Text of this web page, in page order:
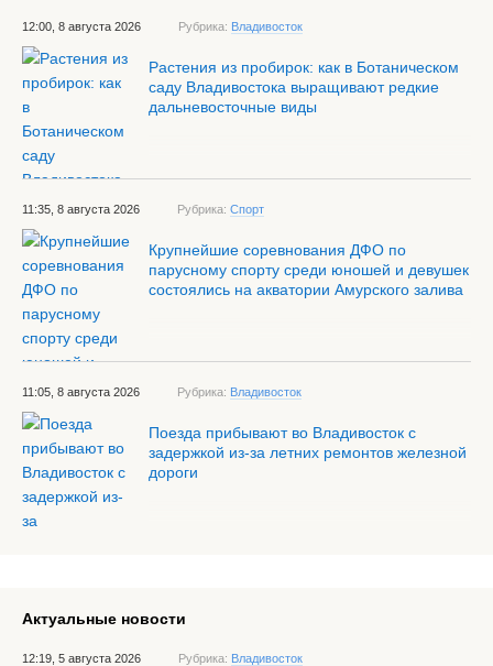
12:00, 8 августа 2026 Рубрика: Владивосток
Растения из пробирок: как в Ботаническом
саду Владивостока выращивают редкие
дальневосточные виды
11:35, 8 августа 2026 Рубрика: Спорт
Крупнейшие соревнования ДФО по
парусному спорту среди юношей и девушек
состоялись на акватории Амурского залива
11:05, 8 августа 2026 Рубрика: Владивосток
Поезда прибывают во Владивосток с
задержкой из-за летних ремонтов железной
дороги
Актуальные новости
12:19, 5 августа 2026 Рубрика: Владивосток